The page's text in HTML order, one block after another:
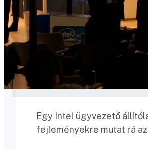
Egy Intel ügyvezető
fejleményekre mutat rá